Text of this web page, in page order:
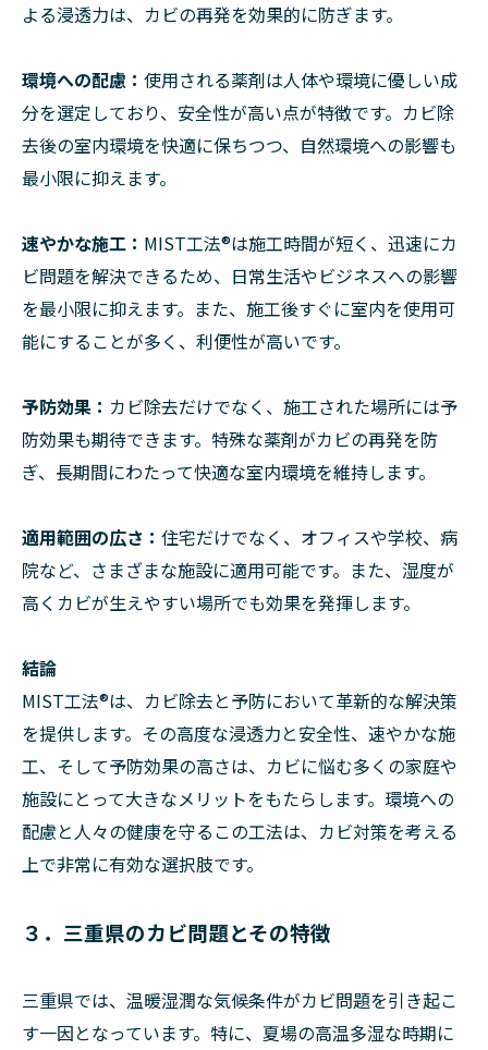
よる浸透力は、カビの再発を効果的に防ぎます。
環境への配慮： 使用される薬剤は人体や環境に優しい成
分を選定しており、安全性が高い点が特徴です。カビ除
去後の室内環境を快適に保ちつつ、自然環境への影響も
最小限に抑えます。
速やかな施工： MIST工法®は施工時間が短く、迅速にカ
ビ問題を解決できるため、日常生活やビジネスへの影響
を最小限に抑えます。また、施工後すぐに室内を使用可
能にすることが多く、利便性が高いです。
予防効果： カビ除去だけでなく、施工された場所には予
防効果も期待できます。特殊な薬剤がカビの再発を防
ぎ、長期間にわたって快適な室内環境を維持します。
適用範囲の広さ： 住宅だけでなく、オフィスや学校、病
院など、さまざまな施設に適用可能です。また、湿度が
高くカビが生えやすい場所でも効果を発揮します。
結論
MIST工法®は、カビ除去と予防において革新的な解決策
を提供します。その高度な浸透力と安全性、速やかな施
工、そして予防効果の高さは、カビに悩む多くの家庭や
施設にとって大きなメリットをもたらします。環境への
配慮と人々の健康を守るこの工法は、カビ対策を考える
上で非常に有効な選択肢です。
３．三重県のカビ問題とその特徴
三重県では、温暖湿潤な気候条件がカビ問題を引き起こ
す一因となっています。特に、夏場の高温多湿な時期に